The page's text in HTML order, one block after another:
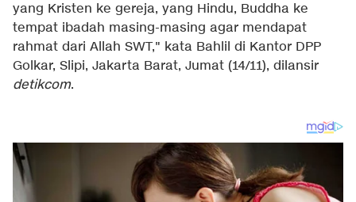
yang Kristen ke gereja, yang Hindu, Buddha ke
tempat ibadah masing-masing agar mendapat
rahmat dari Allah SWT," kata Bahlil di Kantor DPP
Golkar, Slipi, Jakarta Barat, Jumat (14/11), dilansir
detikcom.